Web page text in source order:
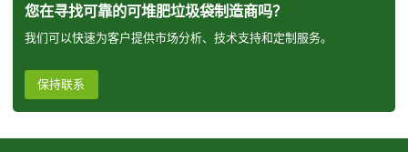
您在寻找可靠的可堆肥垃圾袋制造商吗？
我们可以快速为客户提供市场分析、技术支持和定制服务。
保持联系